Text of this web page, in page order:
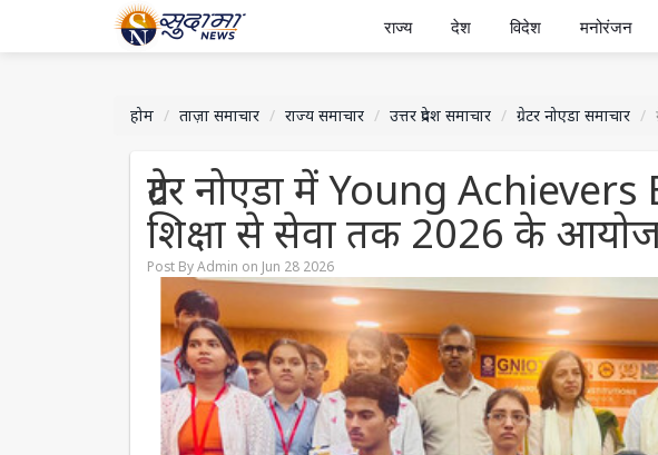
राज्य देश विदेश मनोरंजन
होम ताज़ा समाचार राज्य समाचार उत्तर प्रदेश समाचार ग्रेटर नोएडा समाचार
ग्रेटर नोएडा में Young
शिक्षा से सेवा तक 2026 के आयोजन
Post By Admin on Jun 28 2026